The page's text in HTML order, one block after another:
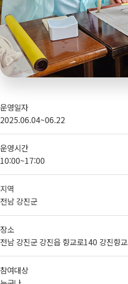
운영일자
2025.06.04~06.22
운영시간
10:00~17:00
지역
전남 강진군
장소
전남 강진군 강진읍 향교로140 강진향교
참여대상